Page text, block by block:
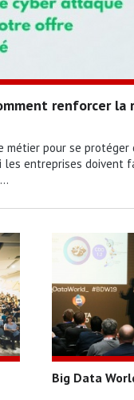
renforcer
métier pour se
entreprises doivent
Big Data